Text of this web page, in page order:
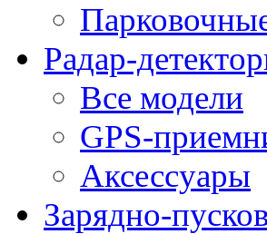
Радар-
Все модели
GPS-
Аксессуары
Зарядно-